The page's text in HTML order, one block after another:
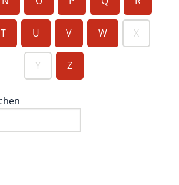
T U V W X
Y Z